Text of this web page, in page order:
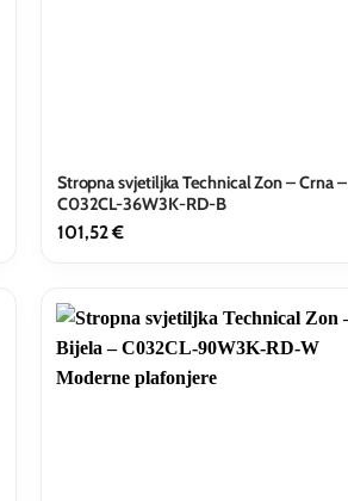
Stropna svjetiljka Technical Zon – Crna –
C032CL-36W3K-RD-B
101,52€